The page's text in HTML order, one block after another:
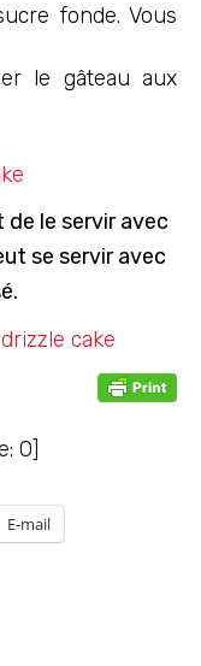
fonde. Vous
le gâteau aux
de le servir avec
se servir avec
0]
E-mail